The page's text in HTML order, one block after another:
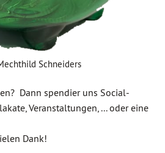
Schneiders
Dann spendier uns Social-
Veranstaltungen, ... oder eine
Dank!